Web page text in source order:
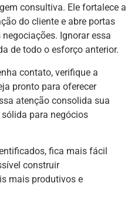
consultiva. Ele fortalece a
do cliente e abre portas
Ignorar essa
de todo o esforço anterior.
contato, verifique a
pronto para oferecer
atenção consolida sua
para negócios
fica mais fácil
construir
mais produtivos e